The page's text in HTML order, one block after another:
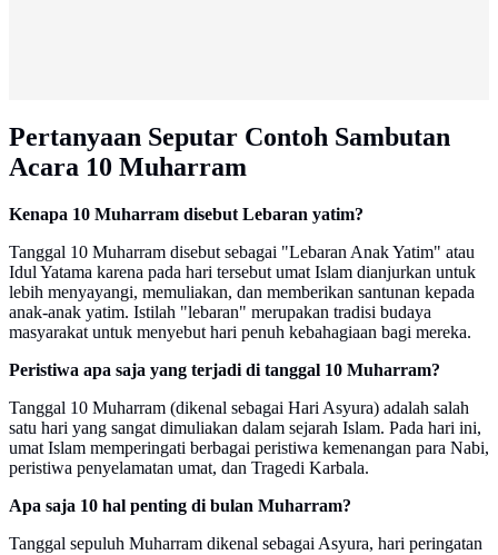
Pertanyaan Seputar Contoh Sambutan
Acara 10 Muharram
Kenapa 10 Muharram disebut Lebaran yatim?
Tanggal 10 Muharram disebut sebagai "Lebaran Anak Yatim" atau
Idul Yatama karena pada hari tersebut umat Islam dianjurkan untuk
lebih menyayangi, memuliakan, dan memberikan santunan kepada
anak-anak yatim. Istilah "lebaran" merupakan tradisi budaya
masyarakat untuk menyebut hari penuh kebahagiaan bagi mereka.
Peristiwa apa saja yang terjadi di tanggal 10 Muharram?
Tanggal 10 Muharram (dikenal sebagai Hari Asyura) adalah salah
satu hari yang sangat dimuliakan dalam sejarah Islam. Pada hari ini,
umat Islam memperingati berbagai peristiwa kemenangan para Nabi,
peristiwa penyelamatan umat, dan Tragedi Karbala.
Apa saja 10 hal penting di bulan Muharram?
Tanggal sepuluh Muharram dikenal sebagai Asyura, hari peringatan